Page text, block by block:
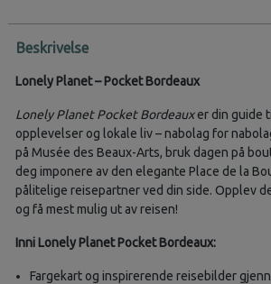
Beskrivelse
Lonely Planet – Pocket Bordeaux
Lonely Planet Pocket Bordeauxer din guide
opplevelser og lokale liv – nabolag for
på Musée des Beaux-Arts, bruk dagen på
deg imponere av den elegante Place de la
pålitelige reisepartner ved din side. Opplev
og få mest mulig ut av reisen!
Inni Lonely Planet Pocket Bordeaux:
Fargekart og inspirerende reisebilder